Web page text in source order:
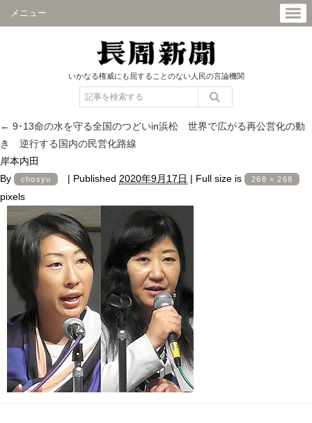
メニュー
いかなる権威にも屈することのない人民の言論機関
← 9･13命の水を守る全国のつどいin浜松 世界で広がる再公営化の動
き 逆行する国内の民営化路線
岸本内田
By
chosyu | Published 2020年9月17日 | Full size is 268 × 268
pixels